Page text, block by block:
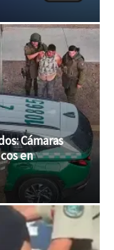
Cámaras
en